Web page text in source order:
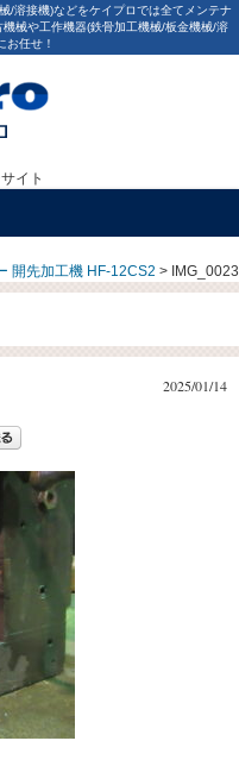
/溶接機)などをケイプロでは全てメンテナ
械や工作機器(鉄骨加工機械/板金機械/溶
お任せ！
イト
開先加工機 HF-12CS2 > IMG_0023
2025/01/14